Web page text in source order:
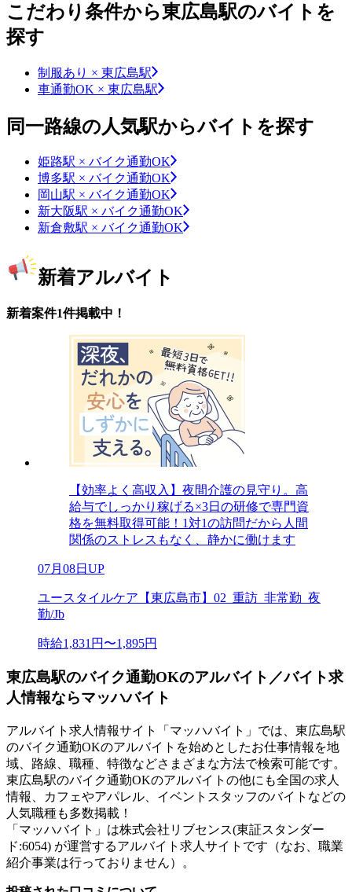
こだわり条件から東広島駅のバイトを
探す
制服あり × 東広島駅
車通勤OK × 東広島駅
同一路線の人気駅からバイトを探す
姫路駅 × バイク通勤OK
博多駅 × バイク通勤OK
岡山駅 × バイク通勤OK
新大阪駅 × バイク通勤OK
新倉敷駅 × バイク通勤OK
新着アルバイト
新着案件1件掲載中！
【効率よく高収入】夜間介護の見守り。高
給与でしっかり稼げる×3日の研修で専門資
格を無料取得可能！1対1の訪問だから人間
関係のストレスもなく、静かに働けます
07月08日UP
ユースタイルケア【東広島市】02_重訪_非常勤_夜
勤/Jb
時給1,831円〜1,895円
東広島駅のバイク通勤OKのアルバイト／バイト求
人情報ならマッハバイト
アルバイト求人情報サイト「マッハバイト」では、東広島駅
のバイク通勤OKのアルバイトを始めとしたお仕事情報を地
域、路線、職種、特徴などさまざまな方法で検索可能です。
東広島駅のバイク通勤OKのアルバイトの他にも全国の求人
情報、カフェやアパレル、イベントスタッフのバイトなどの
人気職種も多数掲載！
「マッハバイト」は株式会社リブセンス(東証スタンダー
ド:6054) が運営するアルバイト求人サイトです（なお、職業
紹介事業は行っておりません）。